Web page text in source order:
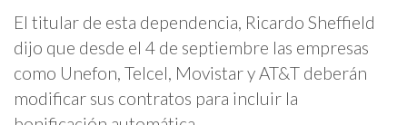
El titular de esta dependencia, Ricardo Sheffield
dijo que desde el 4 de septiembre las empresas
como Unefon, Telcel, Movistar y AT&T deberán
modificar sus contratos para incluir la